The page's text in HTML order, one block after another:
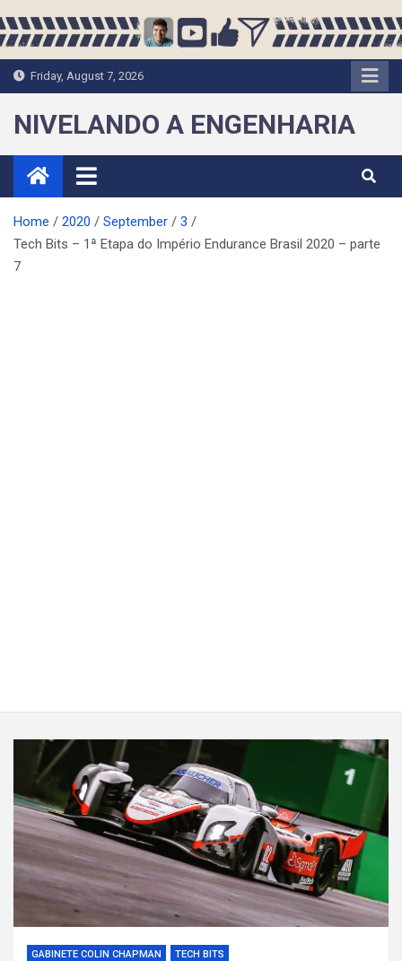
to
Friday, August 7, 2026
NIVELANDO A ENGENHARIA
Home 2020 September
3
Tech Bits – 1ª Etapa do Império Endurance Brasil 2020 – parte
7
GABINETE COLIN CHAPMAN TECH BITS